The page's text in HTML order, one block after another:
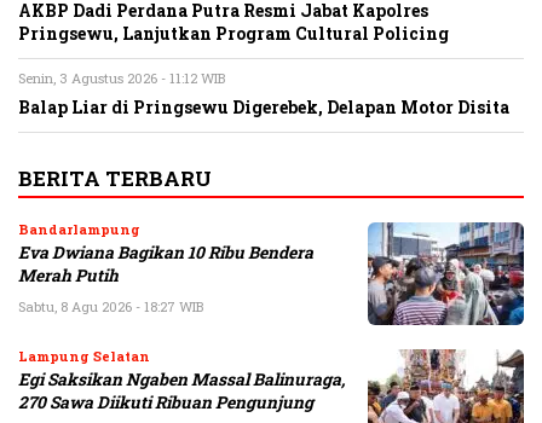
AKBP Dadi Perdana Putra Resmi Jabat Kapolres
Pringsewu, Lanjutkan Program Cultural Policing
Senin, 3 Agustus 2026 - 11:12 WIB
Balap Liar di Pringsewu Digerebek, Delapan Motor Disita
BERITA TERBARU
Bandarlampung
Eva Dwiana Bagikan 10 Ribu Bendera
Merah Putih
Sabtu, 8 Agu 2026 - 18:27 WIB
Lampung Selatan
Egi Saksikan Ngaben Massal Balinuraga,
270 Sawa Diikuti Ribuan Pengunjung